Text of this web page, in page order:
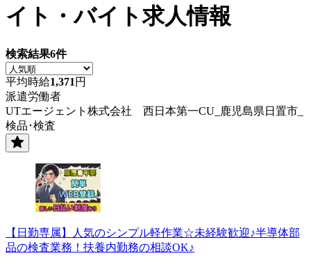
イト・バイト求人情報
検索結果6件
平均時給1,371 円
派遣労働者
UTエージェント株式会社 西日本第一CU_鹿児島県日置市_
検品･検査
【日勤専属】人気のシンプル軽作業☆未経験歓迎♪半導体部
品の検査業務！扶養内勤務の相談OK♪